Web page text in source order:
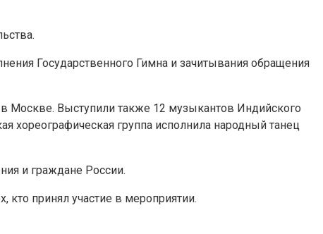
Государственного Гимна и зачитывания обращения
Москве. Выступили также 12 музыкантов Индийского
хореографическая группа исполнила народный танец
и граждане России.
принял участие в мероприятии.